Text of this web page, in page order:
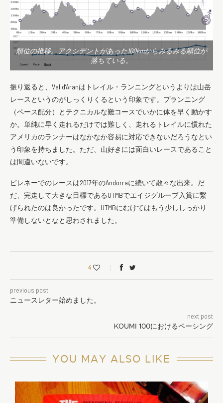
順位の推移。アクシデントがあった100kmからみるみる順位が
落ちている。
振り返ると、Val d’Aranはトレイル・ ランニングというよりは山岳
レースというのがしっくりくるという印象です。プランニング
（ペース配分）
とテクニカルな難コースでいかに体を早く動かす
か。 単純に早く走れるだけでは難しく、走れるトレイルに慣れた
アメリカのランナーはなかなか容易に対応できないだろうなとい
う 印象を持ちました。ただ、山好きには面白いレースであること
は間違いないです。
ピレネーでのレースは2017年のAndorraに続いて散々な出来。だ
だ、完走して大きな目標であるUTMBでエイジグループ入賞に繋
げられたのは良かったです。UTMBにむけてはもう少ししっかり
準備しないとなと思わされました。
4
previous post
ニュースレター始めました。
next post
KOUMI 100におけるペーシング
YOU MAY ALSO LIKE